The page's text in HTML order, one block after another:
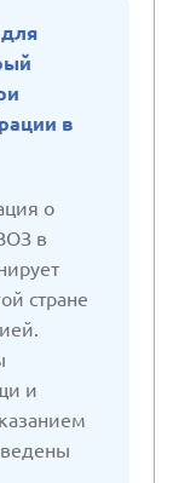
для
в
о
в
стране
и